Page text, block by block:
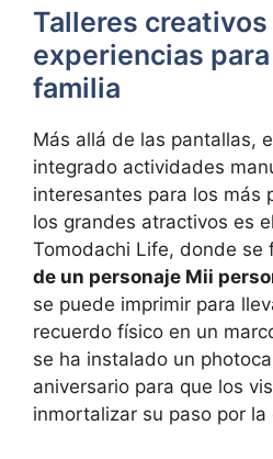
Talleres creativos
experiencias
familia
Más allá de las pantallas,
integrado actividades
interesantes para los más
los grandes atractivos es
Tomodachi Life, donde se
de un personaje Mii
se puede imprimir para
recuerdo físico en un
se ha instalado un
aniversario para que los
inmortalizar su paso por la